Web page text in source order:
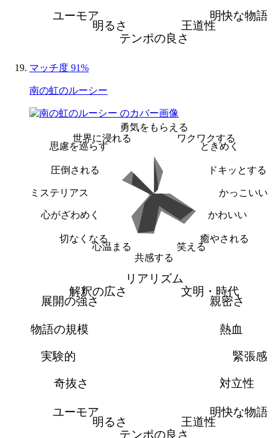
明快な物語
王道性
テンポの良さ
明るさ
ユーモア
マッチ度 91%
南の虹のルーシー
勇気をもらえる
ワクワクする
ときめく
ドキッとする
かっこいい
かわいい
癒やされる
笑える
共感する
心温まる
切なくなる
心がざわめく
ミステリアス
圧倒される
思慮を巡らす
世界に浸れる
リアリズム
文明・時代
親密さ
熱血
緊張感
対立性
明快な物語
王道性
テンポの良さ
明るさ
ユーモア
奇抜さ
実験的
物語の規模
展開の強さ
解釈の広さ